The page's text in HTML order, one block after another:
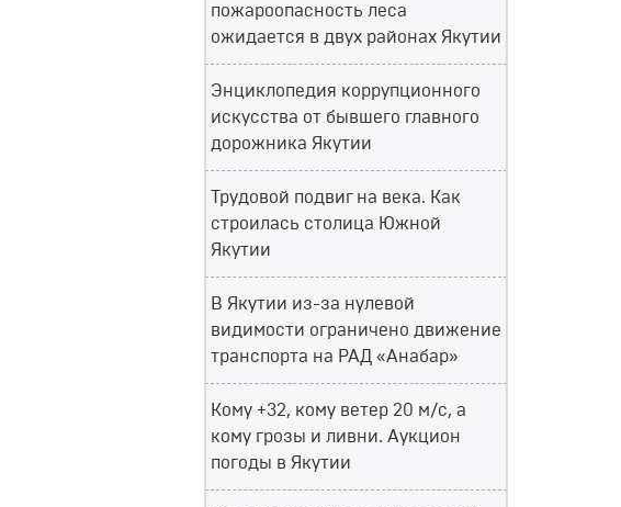
пожароопасность леса
ожидается в двух районах Якутии
Энциклопедия коррупционного
искусства от бывшего главного
дорожника Якутии
Трудовой подвиг на века. Как
строилась столица Южной
Якутии
В Якутии из-за нулевой
видимости ограничено движение
транспорта на РАД «Анабар»
Кому +32, кому ветер 20 м/с, а
кому грозы и ливни. Аукцион
погоды в Якутии